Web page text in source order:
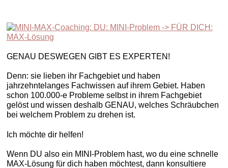
GENAU DESWEGEN GIBT ES EXPERTEN!
Denn: sie lieben ihr Fachgebiet und haben
jahrzehntelanges Fachwissen auf ihrem Gebiet. Haben
schon 100.000-e Probleme selbst in ihrem Fachgebiet
gelöst und wissen deshalb GENAU, welches Schräubchen
bei welchem Problem zu drehen ist.
Ich möchte dir helfen!
Wenn DU also ein MINI-Problem hast, wo du eine schnelle
MAX-Lösung für dich haben möchtest, dann konsultiere